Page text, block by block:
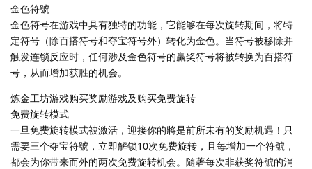
金色符號
金色符号在游戏中具有独特的功能，它能够在每次旋转期间，将特
定符号（除百搭符号和夺宝符号外）转化为金色。当符号被移除并
触发连锁反应时，任何涉及金色符号的赢奖符号将被转换为百搭符
号，从而增加获胜的机会。
炼金工坊游戏购买奖励游戏及购买免费旋转
免费旋转模式
一旦免费旋转模式被激活，迎接你的將是前所未有的奖励机遇！只
需要三个夺宝符號，立即解锁10次免费旋转，且每增加一个符號，
都会为你带来而外的两次免费旋转机会。隨著每次非获奖符號的消